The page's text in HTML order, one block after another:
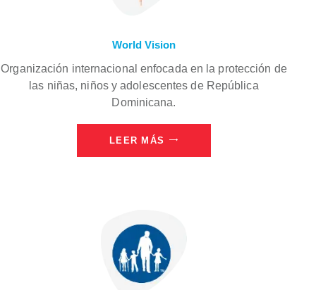
World Vision
Organización internacional enfocada en la protección de
las niñas, niños y adolescentes de República
Dominicana.
LEER MÁS